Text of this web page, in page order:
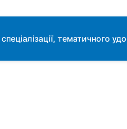
тематичного